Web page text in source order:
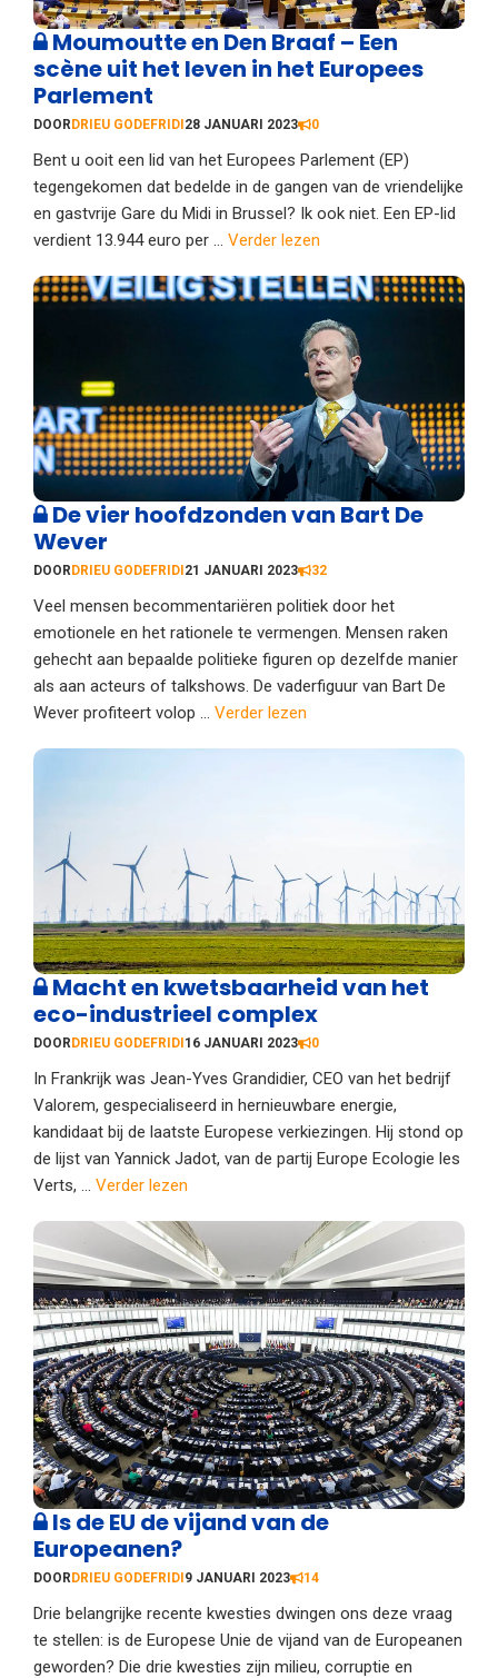
Moumoutte en Den Braaf – Een
scène uit het leven in het Europees
Parlement
DOORDRIEU GODEFRIDI28 JANUARI 2023 0
Bent u ooit een lid van het Europees Parlement (EP)
tegengekomen dat bedelde in de gangen van de vriendelijke
en gastvrije Gare du Midi in Brussel? Ik ook niet. Een EP-lid
verdient 13.944 euro per ... Verder lezen
De vier hoofdzonden van Bart De
Wever
DOORDRIEU GODEFRIDI21 JANUARI 2023 32
Veel mensen becommentariëren politiek door het
emotionele en het rationele te vermengen. Mensen raken
gehecht aan bepaalde politieke figuren op dezelfde manier
als aan acteurs of talkshows. De vaderfiguur van Bart De
Wever profiteert volop ... Verder lezen
Macht en kwetsbaarheid van het
eco-industrieel complex
DOOR DRIEU GODEFRIDI 16 JANUARI 2023 0
In Frankrijk was Jean-Yves Grandidier, CEO van het bedrijf
Valorem, gespecialiseerd in hernieuwbare energie,
kandidaat bij de laatste Europese verkiezingen. Hij stond op
de lijst van Yannick Jadot, van de partij Europe Ecologie les
Verts, ... Verder lezen
Is de EU de vijand van de
Europeanen?
DOORDRIEU GODEFRIDI9 JANUARI 2023 14
Drie belangrijke recente kwesties dwingen ons deze vraag
te stellen: is de Europese Unie de vijand van de Europeanen
geworden? Die drie kwesties zijn milieu, corruptie en